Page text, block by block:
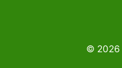
© 2026